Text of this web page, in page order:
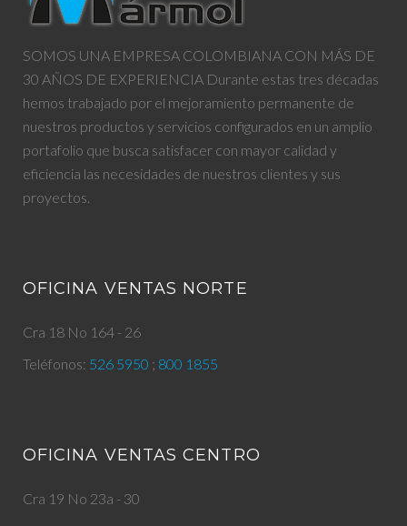
SOMOS UNA EMPRESA COLOMBIANA CON MÁS DE
30 AÑOS DE EXPERIENCIA Durante estas tres décadas
hemos trabajado por el mejoramiento permanente de
nuestros productos y servicios configurados en un amplio
portafolio que busca satisfacer con mayor calidad y
eficiencia las necesidades de nuestros clientes y sus
proyectos.
OFICINA VENTAS NORTE
Cra 18 No 164 - 26
Teléfonos: 526 5950 ; 800 1855
OFICINA VENTAS CENTRO
Cra 19 No 23a - 30